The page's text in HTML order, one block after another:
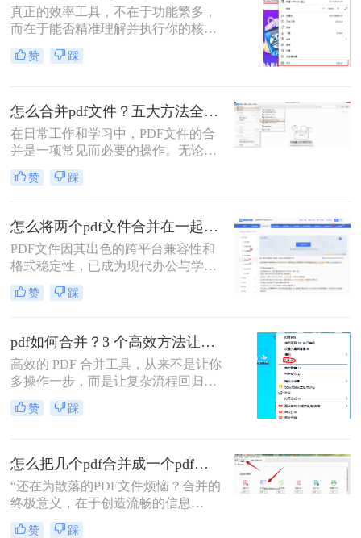
PDF合并指南，助你告别效率低下与
安全隐患。
真正的效率工具，不在于功能繁多，
而在于能否精准理解并执行你的核心
意图。“小编，快帮帮我！明早汇报
用的方案，十几份PDF还散着，甲方
紧急求助。
赞 踩
怎么合并pdf文件？五大方法全解析！
在日常工作和学习中，PDF文件的合
并是一项常见而必要的操作。无论是
整理报告、合并多个章节的电子书，
还是将扫描件整合为一份完整文档，
而，面对市场上琳琅满目的工具和方
法，许多用户往往感到困惑：哪种方
法最快捷？哪种最安全？怎么合并pdf
文件=
赞 踩
怎么将两个pdf文件合并在一起？五大方法全面解析！
PDF文件因其出色的跨平台兼容性和
格式稳定性，已成为现代办公与学术
交流中不可或缺的文件格式。然而，
当我们面对需要整合多个PDF文档的
任务就成为了一个常见挑战。
赞 踩
pdf如何合并？3 个高效方法让办公效率翻倍！
高效的 PDF 合并工具，从来不是让你
多操作一步，而是让复杂流程回归简
单本质。职场中，谁没遇到过需要将
多个 PDF 文件合并的场景？项目报告
整合为完整文档。
赞 踩
怎么把几个pdf合并成一个pdf文件？合并文件的四大高效秘籍，总有一款适合你！
“还在为散落的PDF文件烦恼？合并的
终极意义，在于创造流畅的信息
流。”身为一名深耕电脑办公软件测
赞 踩